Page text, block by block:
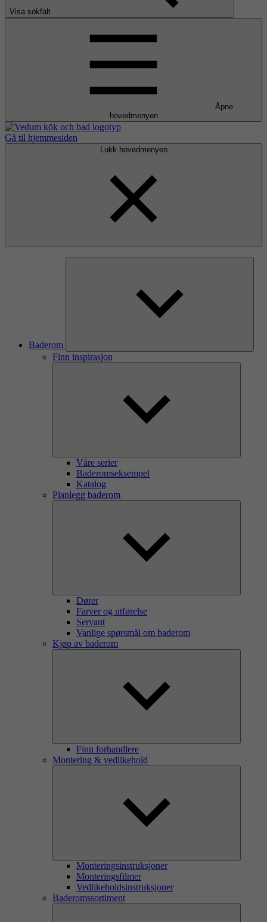
Visa sökfält
Åpne
hovedmenyen
Gå til hjemmesiden
Lukk hovedmenyen
Baderom
Finn inspirasjon
Våre serier
Baderomseksempel
Katalog
Planlegg baderom
Dører
Farver og utførelse
Servant
Vanlige spørsmål om baderom
Kjøp av baderom
Finn forhandlere
Montering & vedlikehold
Monteringsinstruksjoner
Monteringsfilmer
Vedlikeholdsinstruksjoner
Baderomssortiment